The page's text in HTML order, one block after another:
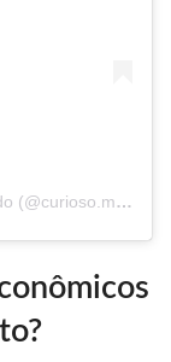
Um post compartilhado por Curioso Mercado (@curioso.mercado)